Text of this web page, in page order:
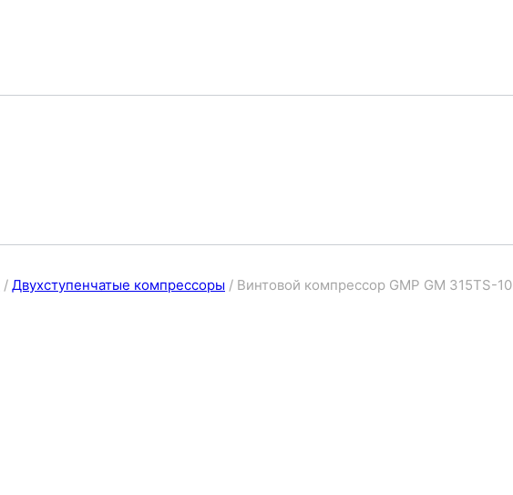
/ Двухступенчатые компрессоры / Винтовой компрессор GMP GM 315TS-10